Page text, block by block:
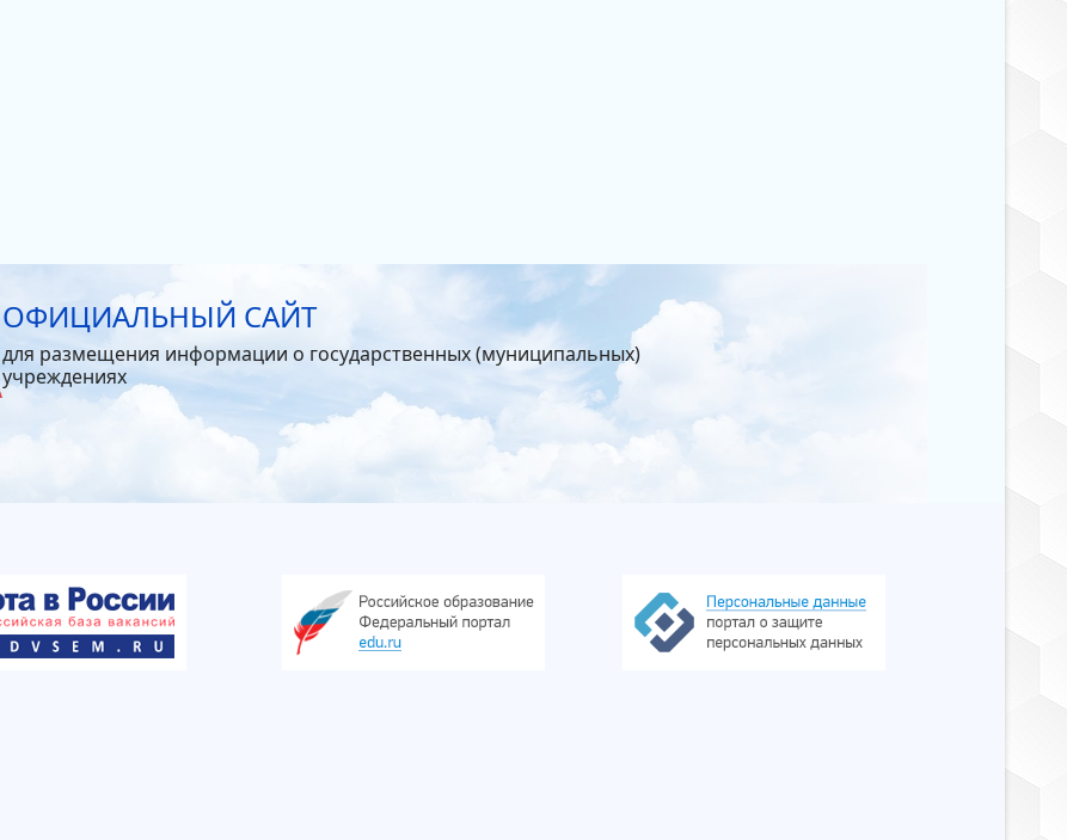
ОФИЦИАЛЬНЫЙ САЙТ
для размещения информации о государственных (муниципальных)
учреждениях